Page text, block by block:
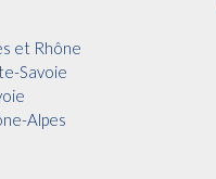
et Rhône
Savoie
Alpes